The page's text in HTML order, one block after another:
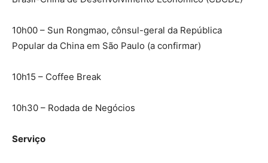
10h00 – Sun Rongmao, cônsul-geral da República
Popular da China em São Paulo (a confirmar)
10h15 – Coffee Break
10h30 – Rodada de Negócios
Serviço